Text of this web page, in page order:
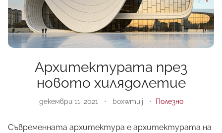
Архитектурата през
новото хилядолетие
декември 11, 2021 • boxwmuij • Полезно
Съвременната архитектура е архитектурата на